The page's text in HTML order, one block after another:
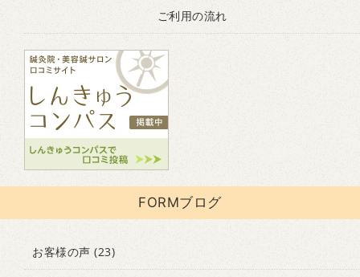
ご利用の流れ
FORMブログ
お客様の声 (23)